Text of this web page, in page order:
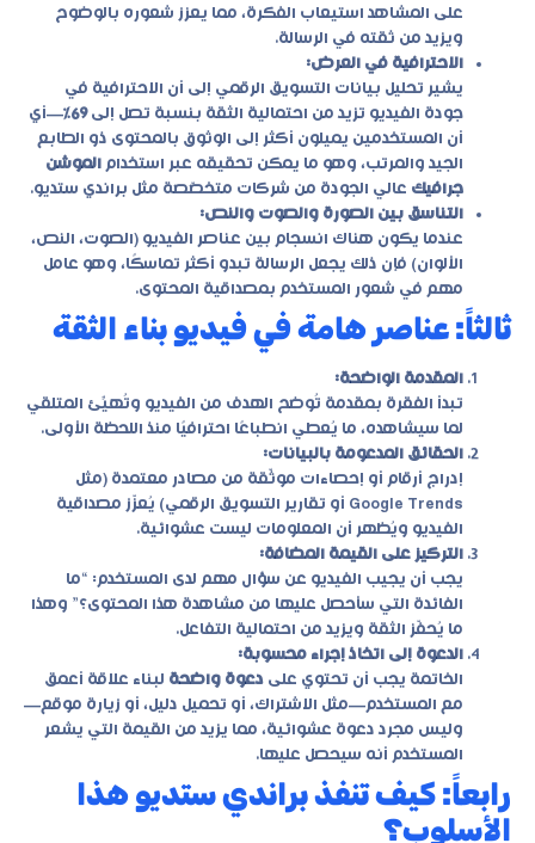
على المشاهد استيعاب الفكرة، مما يعزز شعوره بالوضوح
ويزيد من ثقته في الرسالة.
الاحترافية في العرض:
يشير تحليل بيانات التسويق الرقمي إلى أن الاحترافية في
جودة الفيديو تزيد من احتمالية الثقة بنسبة تصل إلى69٪ —أي
أن المستخدمين يميلون أكثر إلى الوثوق بالمحتوى ذو الطابع
الجيد والمرتب، وهو ما يمكن تحقيقه عبر استخدام الموشن
جرافيك عالي الجودة من شركات متخصّصة مثل براندي ستديو.
التناسق بين الصورة والصوت والنص:
عندما يكون هناك انسجام بين عناصر الفيديو (الصوت، النص،
الألوان) فإن ذلك يجعل الرسالة تبدو أكثر تماسكًا، وهو عامل
مهم في شعور المستخدم بمصداقية المحتوى.
ثالثاً: عناصر هامة في فيديو بناء الثقة
المقدمة الواضحة:
تبدأ الفقرة بمقدمة تُوضح الهدف من الفيديو وتُهيِّئ المتلقي
لما سيشاهده، ما يُعطي انطباعًا احترافيًا منذ اللحظة الأولى.
الحقائق المدعومة بالبيانات:
إدراج أرقام أو إحصاءات موثّقة من مصادر معتمدة (مثل
Google Trends أو تقارير التسويق الرقمي) يُعزّز مصداقية
الفيديو ويُظهر أن المعلومات ليست عشوائية.
التركيز على القيمة المضافة:
يجب أن يجيب الفيديو عن سؤال مهم لدى المستخدم: “ما
الفائدة التي سأحصل عليها من مشاهدة هذا المحتوى؟” وهذا
ما يُحفّز الثقة ويزيد من احتمالية التفاعل.
الدعوة إلى اتخاذ إجراء محسوبة:
الخاتمة يجب أن تحتوي على دعوة واضحة لبناء علاقة أعمق
مع المستخدم—مثل الاشتراك، أو تحميل دليل، أو زيارة موقع—
وليس مجرد دعوة عشوائية، مما يزيد من القيمة التي يشعر
المستخدم أنه سيحصل عليها.
رابعاً: كيف تنفذ براندي ستديو هذا
الأسلوب؟